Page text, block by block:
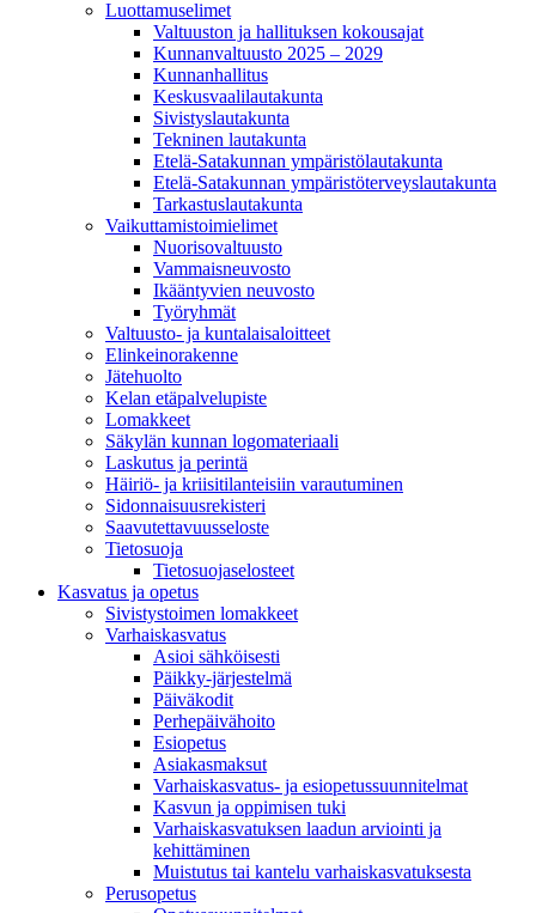
Luottamuselimet
Valtuuston ja hallituksen kokousajat
Kunnanvaltuusto 2025 – 2029
Kunnanhallitus
Keskusvaalilautakunta
Sivistyslautakunta
Tekninen lautakunta
Etelä-Satakunnan ympäristölautakunta
Etelä-Satakunnan ympäristöterveyslautakunta
Tarkastuslautakunta
Vaikuttamistoimielimet
Nuorisovaltuusto
Vammaisneuvosto
Ikääntyvien neuvosto
Työryhmät
Valtuusto- ja kuntalaisaloitteet
Elinkeinorakenne
Jätehuolto
Kelan etäpalvelupiste
Lomakkeet
Säkylän kunnan logomateriaali
Laskutus ja perintä
Häiriö- ja kriisitilanteisiin varautuminen
Sidonnaisuusrekisteri
Saavutettavuusseloste
Tietosuoja
Tietosuojaselosteet
Kasvatus ja opetus
Sivistystoimen lomakkeet
Varhaiskasvatus
Asioi sähköisesti
Päikky-järjestelmä
Päiväkodit
Perhepäivähoito
Esiopetus
Asiakasmaksut
Varhaiskasvatus- ja esiopetussuunnitelmat
Kasvun ja oppimisen tuki
Varhaiskasvatuksen laadun arviointi ja
kehittäminen
Muistutus tai kantelu varhaiskasvatuksesta
Perusopetus